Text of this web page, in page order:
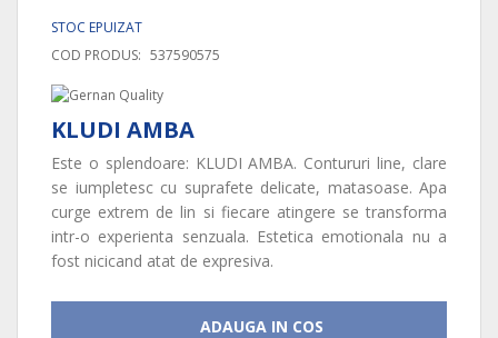
STOC EPUIZAT
COD PRODUS: 537590575
KLUDI AMBA
Este o splendoare: KLUDI AMBA. Contururi line, clare
se iumpletesc cu suprafete delicate, matasoase. Apa
curge extrem de lin si fiecare atingere se transforma
intr-o experienta senzuala. Estetica emotionala nu a
fost nicicand atat de expresiva.
ADAUGA IN COS